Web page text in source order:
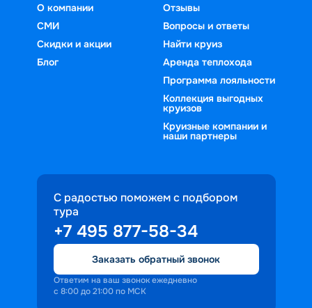
О компании
СМИ
Скидки и акции
Блог
Отзывы
Вопросы и ответы
Найти круиз
Аренда теплохода
Программа лояльности
Коллекция выгодных
круизов
Круизные компании и
наши партнеры
С радостью поможем с подбором
тура
+7 495 877-58-34
Заказать обратный звонок
Ответим на ваш звонок ежедневно
с 8:00 до 21:00 по МСК